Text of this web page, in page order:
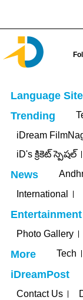
Language
Trending
iDream
iD's క్రికెట్ స్పెషల్
News
International
Entertainment
Photo Gallery
More Tech
iDreamPost
Contact Us